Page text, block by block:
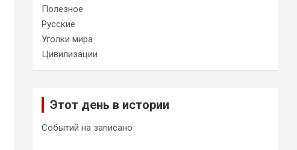
Полезное
Русские
Уголки мира
Цивилизации
Этот день в истории
Событий на записано